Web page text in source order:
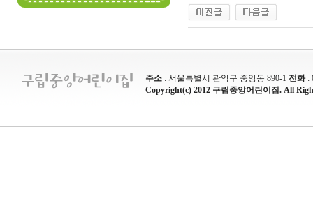
주소 : 서울특별시 관악구 중앙동 890-1 전화:
Copyright(c) 2012 구립중앙어린이집. All